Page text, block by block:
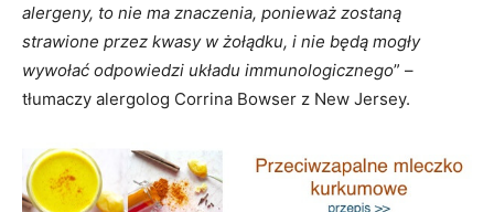
alergeny, to nie ma znaczenia, ponieważ zostaną
strawione przez kwasy w żołądku, i nie będą mogły
wywołać odpowiedzi układu immunologicznego” –
tłumaczy alergolog Corrina Bowser z New Jersey.